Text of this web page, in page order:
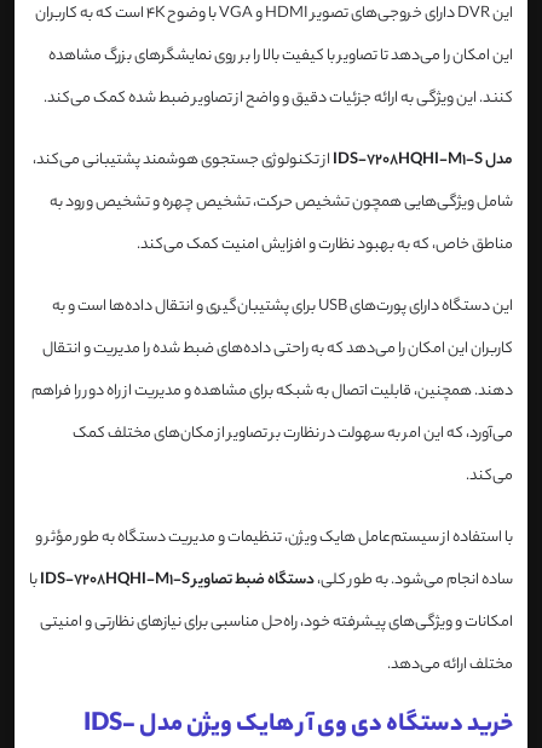
این DVR دارای خروجی‌های تصویر HDMI و VGA با وضوح 4K است که به کاربران
این امکان را می‌دهد تا تصاویر با کیفیت بالا را بر روی نمایشگرهای بزرگ مشاهده
کنند. این ویژگی به ارائه جزئیات دقیق و واضح از تصاویر ضبط شده کمک می‌کند.
مدل IDS-7208HQHI-M1-S
از تکنولوژی جستجوی هوشمند پشتیبانی می‌کند،
شامل ویژگی‌هایی همچون تشخیص حرکت، تشخیص چهره و تشخیص ورود به
مناطق خاص، که به بهبود نظارت و افزایش امنیت کمک می‌کند.
این دستگاه دارای پورت‌های USB برای پشتیبان‌گیری و انتقال داده‌ها است و به
کاربران این امکان را می‌دهد که به راحتی داده‌های ضبط شده را مدیریت و انتقال
دهند. همچنین، قابلیت اتصال به شبکه برای مشاهده و مدیریت از راه دور را فراهم
می‌آورد، که این امر به سهولت در نظارت بر تصاویر از مکان‌های مختلف کمک
می‌کند.
با استفاده از سیستم‌عامل هایک ویژن، تنظیمات و مدیریت دستگاه به طور مؤثر و
ساده انجام می‌شود. به طور کلی،دستگاه ضبط تصاویر IDS-7208HQHI-M1-S
با
امکانات و ویژگی‌های پیشرفته خود، راه‌حل مناسبی برای نیازهای نظارتی و امنیتی
مختلف ارائه می‌دهد.
خرید دستگاه دی وی آر هایک ویژن مدل IDS-